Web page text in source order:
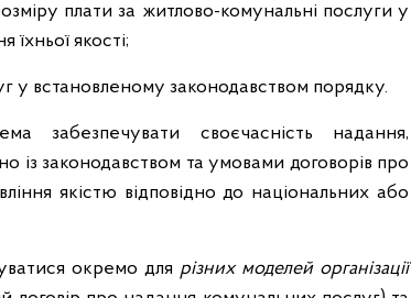
плати за житлово-комунальні послуги у
якості;
у встановленому законодавством порядку.
забезпечувати своєчасність надання,
із законодавством та умовами договорів про
якістю відповідно до національних або
окремо для різних моделей організації